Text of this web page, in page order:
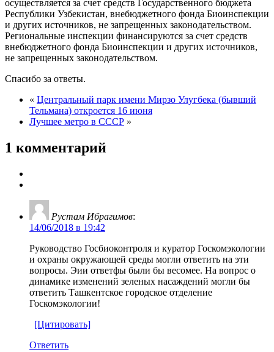
осуществляется за счет средств Государственного бюджета
Республики Узбекистан, внебюджетного фонда Биоинспекции
и других источников, не запрещенных законодательством.
Региональные инспекции финансируются за счет средств
внебюджетного фонда Биоинспекции и других источников,
не запрещенных законодательством.
Спасибо за ответы.
« Центральный парк имени Мирзо Улугбека (бывший
Тельмана) откроется 16 июня
Лучшее метро в СССР »
1 комментарий
Рустам Ибрагимов:
14/06/2018 в 19:42
Руководство Госбиоконтроля и куратор Госкомэкологии
и охраны окружающей среды могли ответить на эти
вопросы. Эии ответфы были бы весомее. На вопрос о
динамике изменений зеленых насаждений могли бы
ответить Ташкентское городское отделение
Госкомэкологии!
[Цитировать]
Ответить